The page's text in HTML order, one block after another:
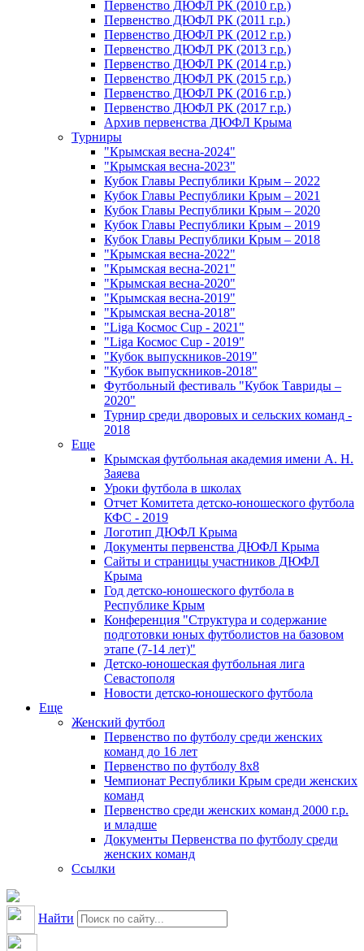
Первенство ДЮФЛ РК (2010 г.р.)
Первенство ДЮФЛ РК (2011 г.р.)
Первенство ДЮФЛ РК (2012 г.р.)
Первенство ДЮФЛ РК (2013 г.р.)
Первенство ДЮФЛ РК (2014 г.р.)
Первенство ДЮФЛ РК (2015 г.р.)
Первенство ДЮФЛ РК (2016 г.р.)
Первенство ДЮФЛ РК (2017 г.р.)
Архив первенства ДЮФЛ Крыма
Турниры
"Крымская весна-2024"
"Крымская весна-2023"
Кубок Главы Республики Крым – 2022
Кубок Главы Республики Крым – 2021
Кубок Главы Республики Крым – 2020
Кубок Главы Республики Крым – 2019
Кубок Главы Республики Крым – 2018
"Крымская весна-2022"
"Крымская весна-2021"
"Крымская весна-2020"
"Крымская весна-2019"
"Крымская весна-2018"
"Liga Космос Cup - 2021"
"Liga Космос Cup - 2019"
"Кубок выпускников-2019"
"Кубок выпускников-2018"
Футбольный фестиваль "Кубок Тавриды –
2020"
Турнир среди дворовых и сельских команд -
2018
Еще
Крымская футбольная академия имени А. Н.
Заяева
Уроки футбола в школах
Отчет Комитета детско-юношеского футбола
КФС - 2019
Логотип ДЮФЛ Крыма
Документы первенства ДЮФЛ Крыма
Сайты и страницы участников ДЮФЛ
Крыма
Год детско-юношеского футбола в
Республике Крым
Конференция "Структура и содержание
подготовки юных футболистов на базовом
этапе (7-14 лет)"
Детско-юношеская футбольная лига
Севастополя
Новости детско-юношеского футбола
Еще
Женский футбол
Первенство по футболу среди женских
команд до 16 лет
Первенство по футболу 8х8
Чемпионат Республики Крым среди женских
команд
Первенство среди женских команд 2000 г.р.
и младше
Документы Первенства по футболу среди
женских команд
Ссылки
Найти